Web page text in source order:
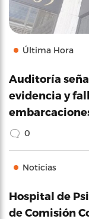
Última Hora
Auditoría
evidencia y
0
Noticias
Hospital de
de Comisión